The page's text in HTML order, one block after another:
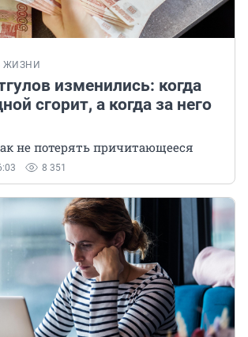
ЖИЗНИ
изменились: когда
сгорит, а когда за него
не потерять причитающееся
8 351